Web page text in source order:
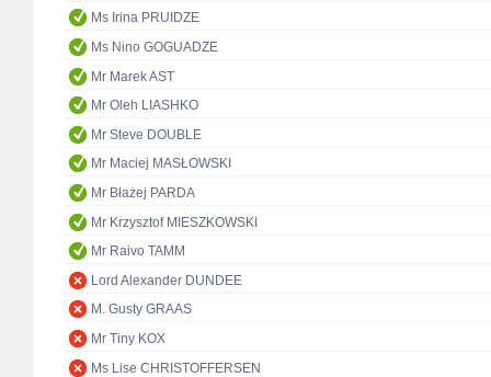
Ms Irina PRUIDZE
Ms Nino GOGUADZE
Mr Marek AST
Mr Oleh LIASHKO
Mr Steve DOUBLE
Mr Maciej MASŁOWSKI
Mr Błażej PARDA
Mr Krzysztof MIESZKOWSKI
Mr Raivo TAMM
Lord Alexander DUNDEE
M. Gusty GRAAS
Mr Tiny KOX
Ms Lise CHRISTOFFERSEN